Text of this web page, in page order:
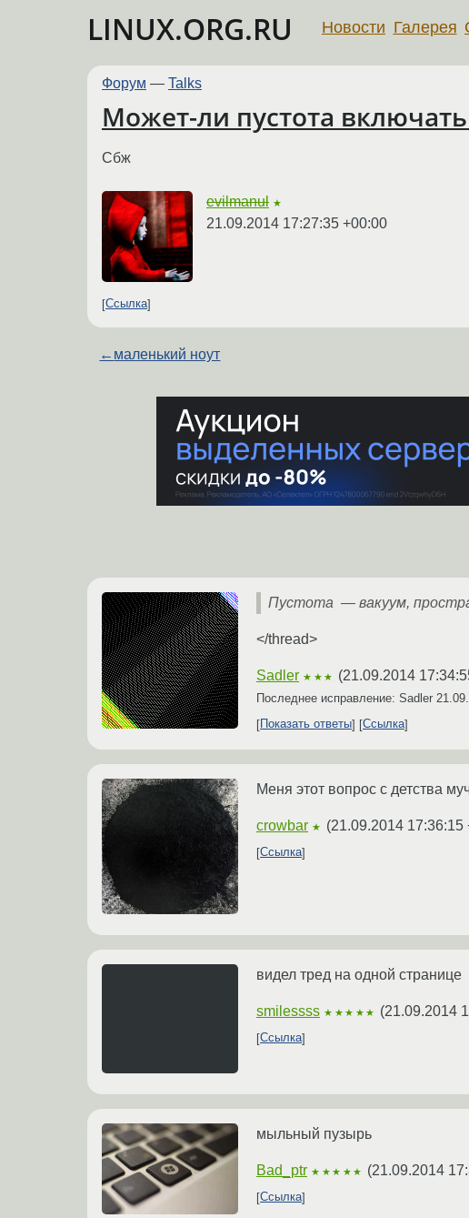
LINUX.ORG.RU Новости Галерея
Форум — Talks
Может-ли пустота включать
Сбж
evilmanul ★
21.09.2014 17:27:35 +00:00
Ссылка
← маленький ноут
Пустота — вакуум,
</thread>
Sadler ★★★ (21.09.2014
Последнее исправление: Sadler
Показать ответы
Ссылка
Меня этот вопрос с детства
crowbar ★ (21.09.2014 17:36:15
Ссылка
видел тред на одной странице
smilessss ★★★★★ (21.09.2014
Ссылка
мыльный пузырь
Bad_ptr ★★★★★ (21.09.2014
Ссылка